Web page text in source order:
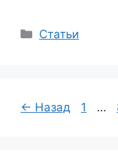
Рубрики
Статьи
← Назад 1 …